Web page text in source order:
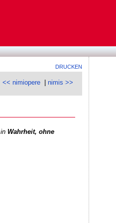
DRUCKEN
<< nimiopere |nimis >>
in Wahrheit, ohne